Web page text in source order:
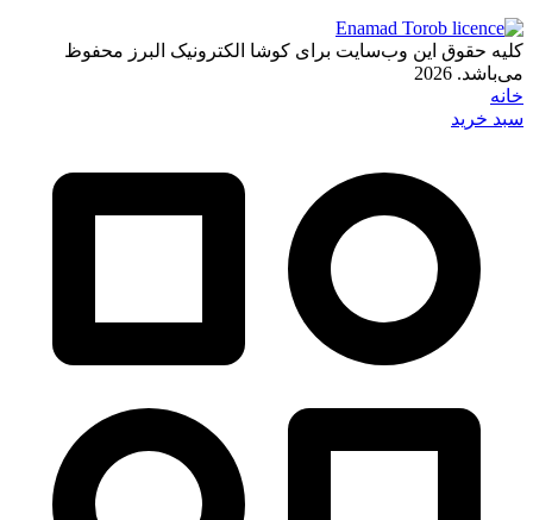
کلیه حقوق این وب‌سایت برای کوشا الکترونیک البرز محفوظ
می‌باشد. 2026
خانه
سبد خرید